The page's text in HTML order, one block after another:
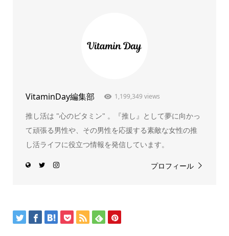
VitaminDay編集部 1,199,349 views
推し活は "心のビタミン" 。『推し』として夢に向かっ
て頑張る男性や、その男性を応援する素敵な女性の推
し活ライフに役立つ情報を発信しています。
プロフィール